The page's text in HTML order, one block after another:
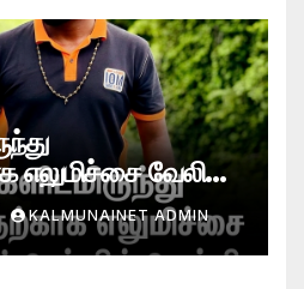
எலுமிச்சை வேலி
வெற்றி
KALMUNAINET ADMIN